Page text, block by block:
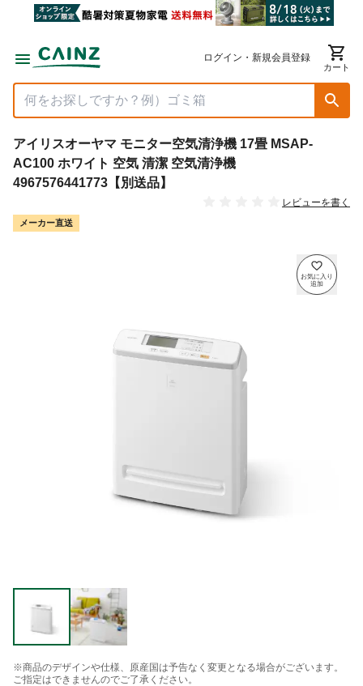
ログイン・新規会員登録
カート
アイリスオーヤマ モニター空気清浄機 17畳 MSAP-
AC100 ホワイト 空気 清潔 空気清浄機
4967576441773【別送品】
レビューを書く
メーカー直送
※商品のデザインや仕様、原産国は予告なく変更となる場合がございます。
ご指定はできませんのでご了承ください。